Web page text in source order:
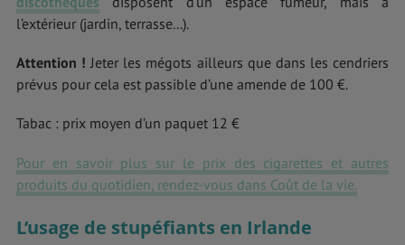
l’extérieur (jardin, terrasse...).
Attention ! Jeter les mégots ailleurs que dans les cendriers
prévus pour cela est passible d’une amende de 100 €.
Tabac : prix moyen d’un paquet 12 €
Pour en savoir plus sur le prix des cigarettes et autres
produits du quotidien, rendez-vous dans Coût de la vie.
L’usage de stupéfiants en Irlande